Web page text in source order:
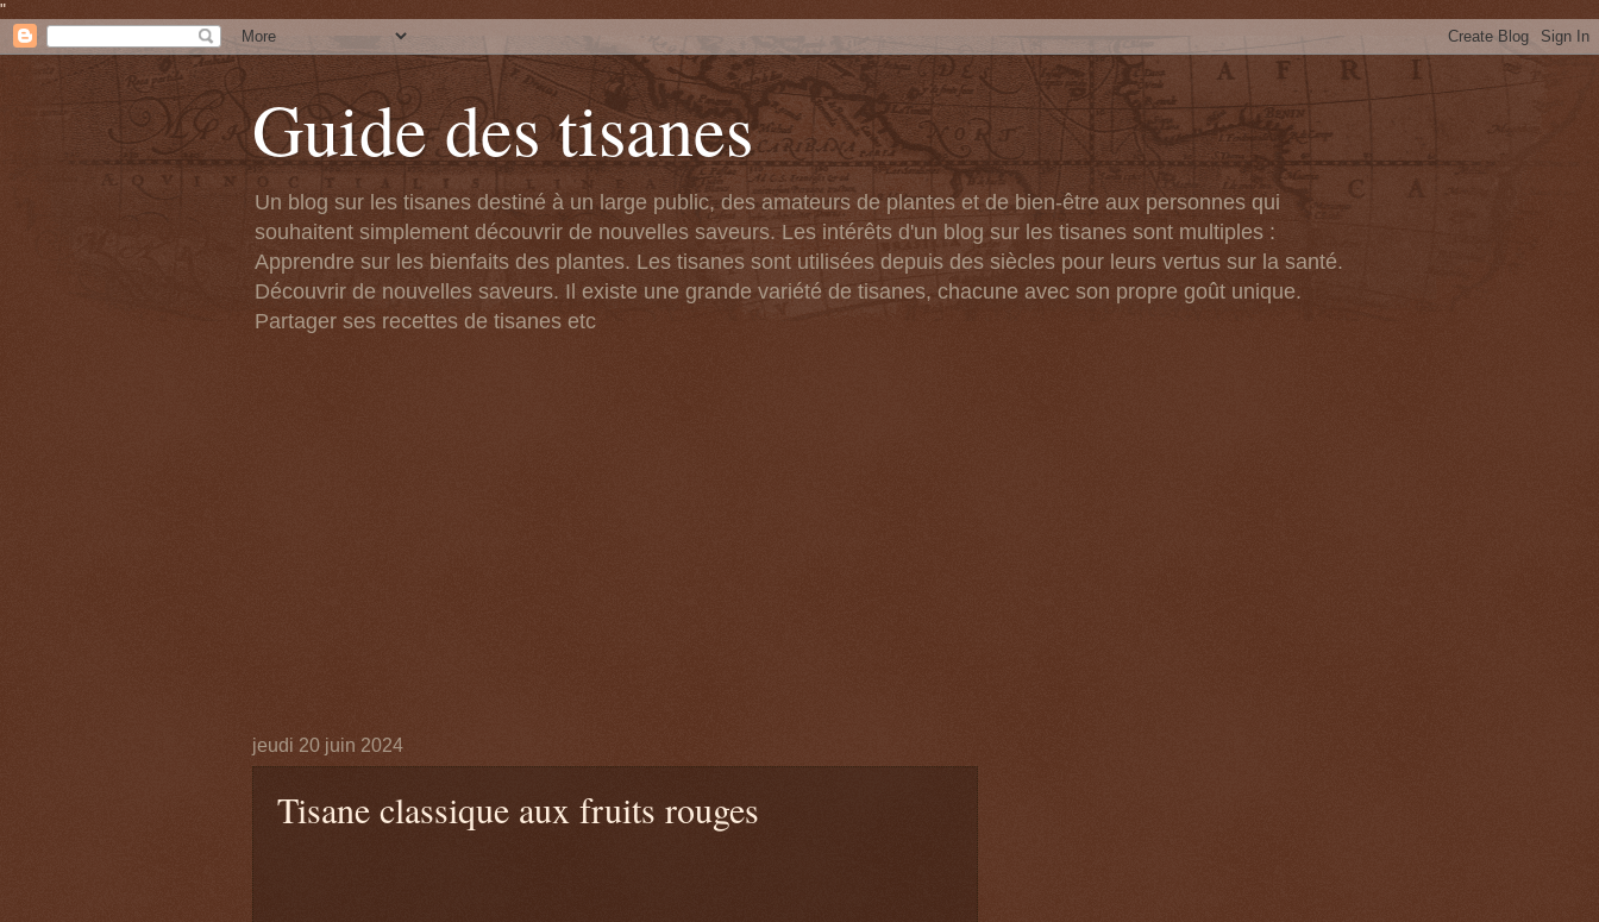
"
Guide des tisanes
Un blog sur les tisanes destiné à un large public, des amateurs de plantes et de bien-être aux personnes qui
souhaitent simplement découvrir de nouvelles saveurs. Les intérêts d'un blog sur les tisanes sont multiples :
Apprendre sur les bienfaits des plantes. Les tisanes sont utilisées depuis des siècles pour leurs vertus sur la santé.
Découvrir de nouvelles saveurs. Il existe une grande variété de tisanes, chacune avec son propre goût unique.
Partager ses recettes de tisanes etc
jeudi 20 juin 2024
Tisane classique aux fruits rouges